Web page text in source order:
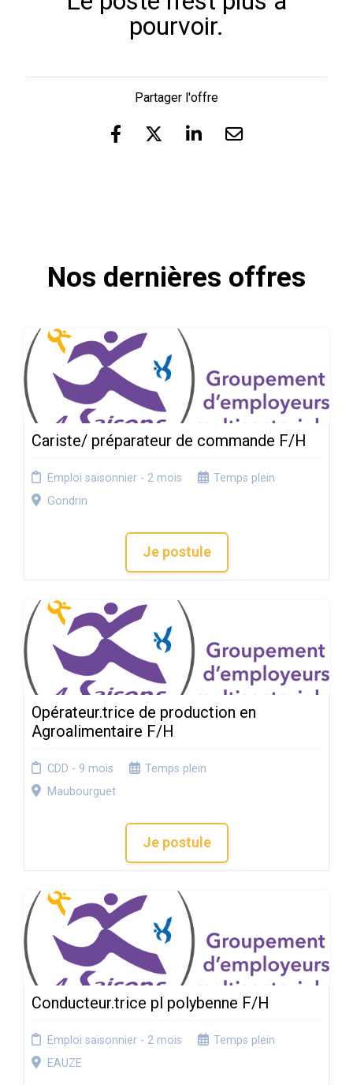
pourvoir.
Partager l'offre
Nos dernières offres
Cariste/ préparateur de commande F/H
Emploi saisonnier - 2 mois
Temps plein
Gondrin
Je postule
Opérateur.trice de production en
Agroalimentaire F/H
CDD - 9 mois
Temps plein
Maubourguet
Je postule
Conducteur.trice pl polybenne F/H
Emploi saisonnier - 2 mois
Temps plein
EAUZE